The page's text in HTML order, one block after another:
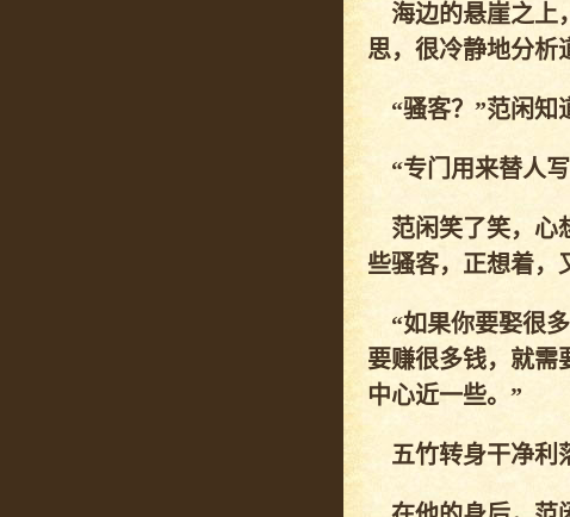
海边的悬崖之上
思，很冷静地分析
“骚客？”范闲知
“专门用来替人
范闲笑了笑，心
些骚客，正想着，
“如果你要娶很
要赚很多钱，就需
中心近一些。”
五竹转身干净利